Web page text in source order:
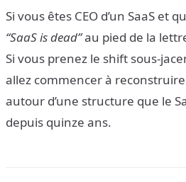
Si vous êtes CEO d’un SaaS et
“SaaS is dead”au pied de la
Si vous prenez le shift sous-
allez commencer à
autour d’une structure que le
depuis quinze ans.